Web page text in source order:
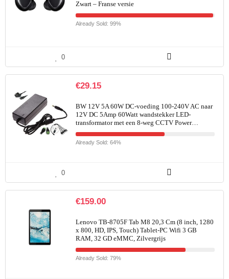
Zwart – Franse versie
Already Sold: 99%
0
€29.15
BW 12V 5A 60W DC-voeding 100-240V AC naar
12V DC 5Amp 60Watt wandstekker LED-
transformator met een 8-weg CCTV Power…
Already Sold: 64%
0
€159.00
Lenovo TB-8705F Tab M8 20,3 Cm (8 inch, 1280
x 800, HD, IPS, Touch) Tablet-PC Wifi 3 GB
RAM, 32 GD eMMC, Zilvergrijs
Already Sold: 79%